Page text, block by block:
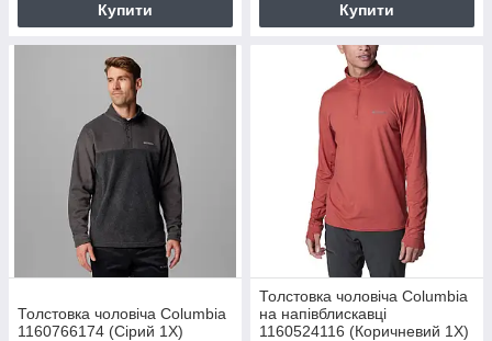
Купити Купити
Толстовка чоловіча Columbia
1160766174 (Сірий 1X)
Толстовка чоловіча Columbia
на напівблискавці
1160524116 (Коричневий 1X)